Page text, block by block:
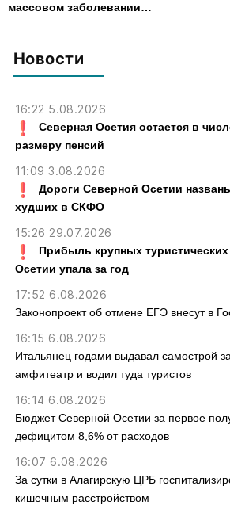
Новости
16:22 5.08.2026
Северная Осетия остается в
размеру пенсий
11:09 3.08.2026
Дороги Северной Осетии
худших в СКФО
15:26 29.07.2026
Прибыль крупных
Осетии упала за год
17:52 6.08.2026
Законопроект об отмене ЕГЭ внесут в
16:15 6.08.2026
Итальянец годами выдавал самострой
амфитеатр и водил туда туристов
16:14 6.08.2026
Бюджет Северной Осетии за первое
дефицитом 8,6% от расходов
16:07 6.08.2026
За сутки в Алагирскую ЦРБ
кишечным расстройством
массовом заболевании